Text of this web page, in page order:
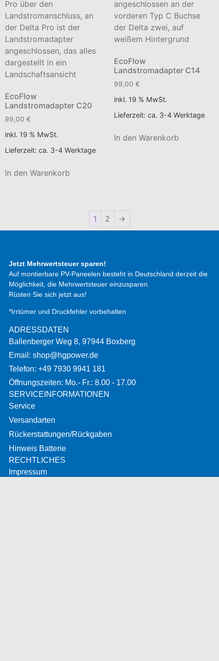
EcoFlow
Landstromadapter C20
99,00 €
inkl. 19 % MwSt.
Lieferzeit: ca. 3-4 Werktage
In den Warenkorb
EcoFlow
Landstromadapter C14
99,00 €
inkl. 19 % MwSt.
Lieferzeit: ca. 3-4 Werktage
In den Warenkorb
1 2 →
Jetzt Mehrwertsteuer sparen!
Auf montierbare PV-Paneelen besteht in Deutschland derzeit die
Möglichkeit, die Mehrwertsteuer einzusparen.
Rüsten Sie sich jetzt aus!
*Irrtümer und Druckfehler vorbehalten
ADRESSDATEN
Ballenberger Weg 8, 97944 Boxberg
Email: shop@hgpower.de
Telefon: +49 7930 9941 181
Öffnungszeiten: Mo.- Fr.: 8.00 - 17.00
SERVICEINFORMATIONEN
Service
Versandarten
Rückerstattungen/Rückgaben
Hinweis Batterie
RECHTLICHES
Impressum